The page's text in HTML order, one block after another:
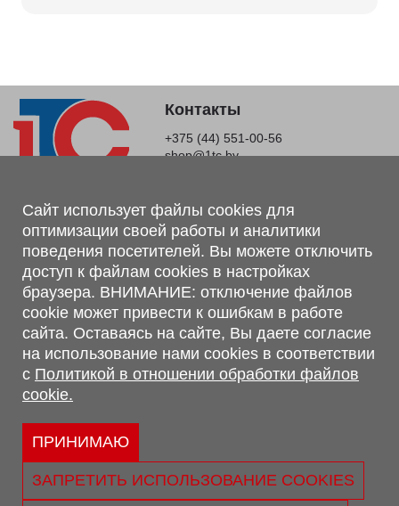
Контакты
+375 (44) 551-00-56
shop@1tc.by
Магазин, склад
г. Минск, Минский р-н, п. Привольный, ул. Мира, 20А,
223062
г. Брест, ул. Лейтенанта Рябцева, 108 В, 224701
Обращаем Ваше внимание, что вся предоставленная на сайте
информация, касающаяся комплектаций, технических
характеристик, цветовых сочетаний, а также стоимости и
сервисного обслуживания носит информационный характер и
не является публичной офертой, определяемой п.2 ст.407
Гражданского кодекса Республики Беларусь.
Политика обработки персональных данных
Политикой в отношении обработки файлов cookie.
Сайт использует файлы cookies для
оптимизации своей работы и аналитики
поведения посетителей. Вы можете отключить
доступ к файлам cookies в настройках
браузера. ВНИМАНИЕ: отключение файлов
cookie может привести к ошибкам в работе
сайта. Оставаясь на сайте, Вы даете согласие
на использование нами cookies в соответствии
с Политикой в отношении обработки файлов
cookie.
ПРИНИМАЮ
ЗАПРЕТИТЬ ИСПОЛЬЗОВАНИЕ COOKIES